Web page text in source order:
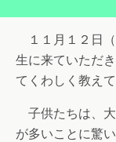
１１月１２日
生に来ていただ
てくわしく教え
子供たちは、
が多いことに驚